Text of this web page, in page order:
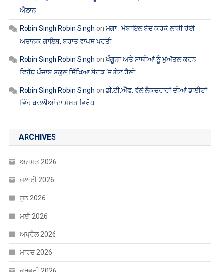
ਦਸਵੀਂ, ਬਾਰ੍ਹਵੀਂ ਅਤੇ ਓਪਨ ਸਕੂਲ 2025 ਦੀਆਂ ਪ੍ਰੀਖਿਆਵਾਂ ਲਈ ਤਰੀਕਾਂ ਦਾ
ਐਲਾਨ
Robin Singh Robin Singhonਮੋਗਾ : ਮੋਬਾਇਲ ਬੰਦ ਕਰਕੇ ਲਾੜੀ ਹੋਈ
ਅਚਾਨਕ ਗਾਇਬ, ਬਰਾਤ ਵਾਪਸ ਪਰਤੀ
Robin Singh Robin Singhonਖੰਗੂੜਾ ਅਤੇ ਸਾਥੀਆਂ ਨੂੰ ਮੁਅੱਤਲ ਕਰਨ
ਵਿਰੁੱਧ ਪੰਜਾਬ ਸਕੂਲ ਸਿੱਖਿਆ ਬੋਰਡ ‘ਚ ਗੇਟ ਰੈਲੀ
Robin Singh Robin Singhon
ARCHIVES
ਅਗਸਤ 2026
ਜੁਲਾਈ 2026
ਜੂਨ 2026
ਮਈ 2026
ਅਪ੍ਰੈਲ 2026
ਮਾਰਚ 2026